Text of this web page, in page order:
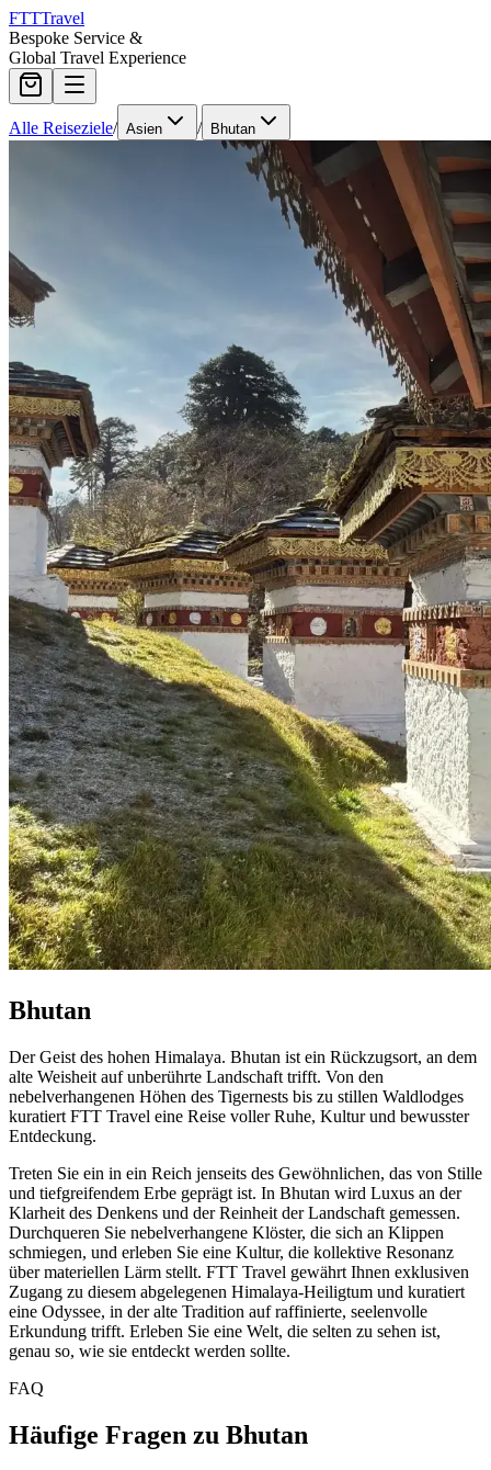
FTTTravel
Bespoke Service &
Global Travel Experience
Alle Reiseziele/ Asien / Bhutan
Bhutan
Der Geist des hohen Himalaya. Bhutan ist ein Rückzugsort, an dem
alte Weisheit auf unberührte Landschaft trifft. Von den
nebelverhangenen Höhen des Tigernests bis zu stillen Waldlodges
kuratiert FTT Travel eine Reise voller Ruhe, Kultur und bewusster
Entdeckung.
Treten Sie ein in ein Reich jenseits des Gewöhnlichen, das von Stille
und tiefgreifendem Erbe geprägt ist. In Bhutan wird Luxus an der
Klarheit des Denkens und der Reinheit der Landschaft gemessen.
Durchqueren Sie nebelverhangene Klöster, die sich an Klippen
schmiegen, und erleben Sie eine Kultur, die kollektive Resonanz
über materiellen Lärm stellt. FTT Travel gewährt Ihnen exklusiven
Zugang zu diesem abgelegenen Himalaya-Heiligtum und kuratiert
eine Odyssee, in der alte Tradition auf raffinierte, seelenvolle
Erkundung trifft. Erleben Sie eine Welt, die selten zu sehen ist,
genau so, wie sie entdeckt werden sollte.
FAQ
Häufige Fragen zu Bhutan